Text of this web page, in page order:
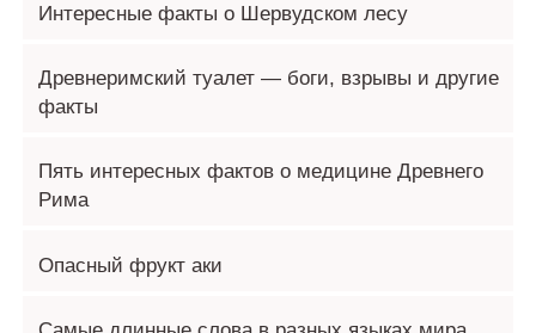
Интересные факты о Шервудском лесу
Древнеримский туалет — боги, взрывы и другие
факты
Пять интересных фактов о медицине Древнего
Рима
Опасный фрукт аки